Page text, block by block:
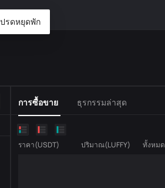
บถาม
การซื้อขาย ธุรกรรมล่าสุด
ราคา(USDT) ปริมาณ(LUFFY) ทั้งหมด
รดหยุดพัก